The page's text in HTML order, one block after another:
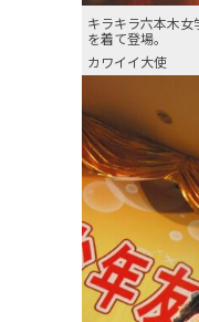
キラキラ六本木
を着て登場。
カワイイ大使